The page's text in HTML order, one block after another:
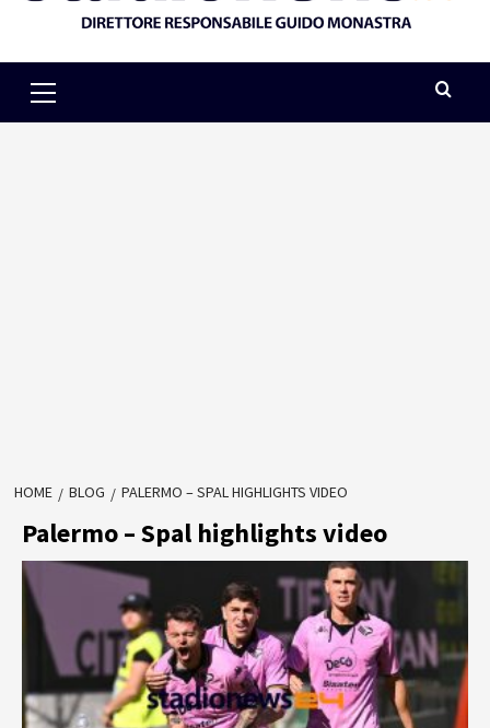
Menu
HOME BLOG PALERMO – SPAL HIGHLIGHTS VIDEO
Palermo – Spal highlights video